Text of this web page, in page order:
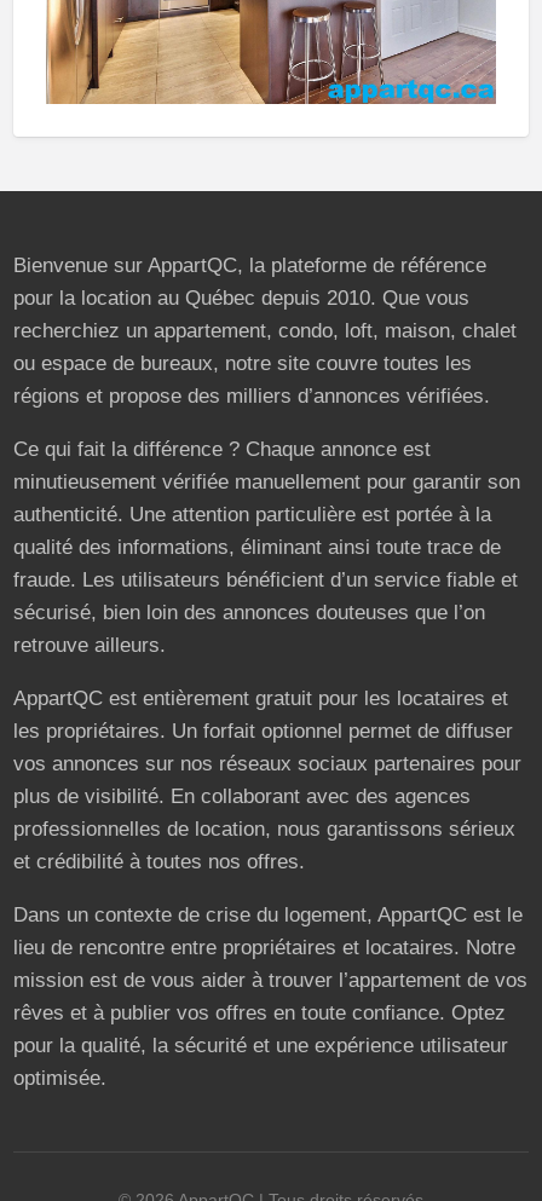
Bienvenue sur AppartQC, la plateforme de référence
pour la location au Québec depuis 2010. Que vous
recherchiez un appartement, condo, loft, maison, chalet
ou espace de bureaux, notre site couvre toutes les
régions et propose des milliers d’annonces vérifiées.
Ce qui fait la différence ? Chaque annonce est
minutieusement vérifiée manuellement pour garantir son
authenticité. Une attention particulière est portée à la
qualité des informations, éliminant ainsi toute trace de
fraude. Les utilisateurs bénéficient d’un service fiable et
sécurisé, bien loin des annonces douteuses que l’on
retrouve ailleurs.
AppartQC est entièrement gratuit pour les locataires et
les propriétaires. Un forfait optionnel permet de diffuser
vos annonces sur nos réseaux sociaux partenaires pour
plus de visibilité. En collaborant avec des agences
professionnelles de location, nous garantissons sérieux
et crédibilité à toutes nos offres.
Dans un contexte de crise du logement, AppartQC est le
lieu de rencontre entre propriétaires et locataires. Notre
mission est de vous aider à trouver l’appartement de vos
rêves et à publier vos offres en toute confiance. Optez
pour la qualité, la sécurité et une expérience utilisateur
optimisée.